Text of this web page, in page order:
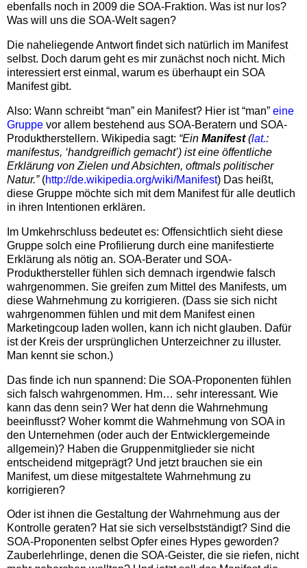
ebenfalls noch in 2009 die SOA-Fraktion. Was ist nur los?
Was will uns die SOA-Welt sagen?
Die naheliegende Antwort findet sich natürlich im Manifest
selbst. Doch darum geht es mir zunächst noch nicht. Mich
interessiert erst einmal, warum es überhaupt ein SOA
Manifest gibt.
Also: Wann schreibt “man” ein Manifest? Hier ist “man” eine
Gruppe vor allem bestehend aus SOA-Beratern und SOA-
Produktherstellern. Wikipedia sagt: “Ein Manifest(lat.:
manifestus, ‘handgreiflich gemacht’) ist eine öffentliche
Erklärung von Zielen und Absichten, oftmals politischer
Natur.”(http://de.wikipedia.org/wiki/Manifest) Das heißt,
diese Gruppe möchte sich mit dem Manifest für alle deutlich
in ihren Intentionen erklären.
Im Umkehrschluss bedeutet es: Offensichtlich sieht diese
Gruppe solch eine Profilierung durch eine manifestierte
Erklärung als nötig an. SOA-Berater und SOA-
Produkthersteller fühlen sich demnach irgendwie falsch
wahrgenommen. Sie greifen zum Mittel des Manifests, um
diese Wahrnehmung zu korrigieren. (Dass sie sich nicht
wahrgenommen fühlen und mit dem Manifest einen
Marketingcoup laden wollen, kann ich nicht glauben. Dafür
ist der Kreis der ursprünglichen Unterzeichner zu illuster.
Man kennt sie schon.)
Das finde ich nun spannend: Die SOA-Proponenten fühlen
sich falsch wahrgenommen. Hm… sehr interessant. Wie
kann das denn sein? Wer hat denn die Wahrnehmung
beeinflusst? Woher kommt die Wahrnehmung von SOA in
den Unternehmen (oder auch der Entwicklergemeinde
allgemein)? Haben die Gruppenmitglieder sie nicht
entscheidend mitgeprägt? Und jetzt brauchen sie ein
Manifest, um diese mitgestaltete Wahrnehmung zu
korrigieren?
Oder ist ihnen die Gestaltung der Wahrnehmung aus der
Kontrolle geraten? Hat sie sich verselbstständigt? Sind die
SOA-Proponenten selbst Opfer eines Hypes geworden?
Zauberlehrlinge, denen die SOA-Geister, die sie riefen, nicht